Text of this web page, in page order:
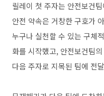
릴레이 첫 주자는 안전보건
안전 약속은 거창한구호가
누구나 실천할수 있는 구체
화를 시작했고, 안전보건팀의
다음 주자로 지목된 팀에 전